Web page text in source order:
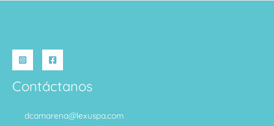
Contáctanos
dcamarena@lexuspa.com